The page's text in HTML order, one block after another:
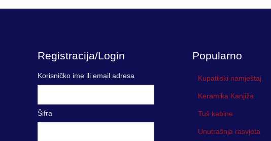
Registracija/Login
Korisničko ime ili email adresa
Šifra
Popularno
Kupatilski namještaj
Keramika Kanjiža
Tuš kabine
Unutrašnja rasvjeta